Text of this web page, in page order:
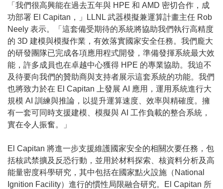
「我們很高興能在過去五年與 HPE 和 AMD 密切合作，成
功部署 El Capitan，」LLNL 武器模擬兼運算計畫主任 Rob
Neely 表示。「這套備受期待的系統將協助我們執行高精度
的 3D 建模與模擬作業，有效落實國家安全任務。我們龐大
的研發團隊已完成各項應用程式開發，準備發揮系統最大效
能，許多成員也在卓越中心獲得 HPE 的專業協助。我迫不
及待要向我們的贊助商與支持者展示這套系統的功能。我們
也將致力於在 El Capitan 上發展 AI 應用，運用系統進行大
規模 AI 訓練與推論，以提升運算速度、效率與精確度。擁
有一套可同時支援建模、模擬與 AI 工作負載的整合系統，
實在令人振奮。」
El Capitan 將進一步支援維護國家安全的相關次要任務，包
括核武禁擴及反恐行動，並用於材料探索、核資料分析及高
能量密度科學研究，其中包括在國家點火設施（National
Ignition Facility）進行的慣性局限融合研究。El Capitan 所